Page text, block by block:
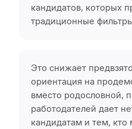
кандидатов, которых
традиционные
Это снижает
ориентация на
вместо родословной,
работодателей дает
кандидатам и тем, кто